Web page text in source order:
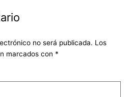
no será publicada. Los
marcados con *